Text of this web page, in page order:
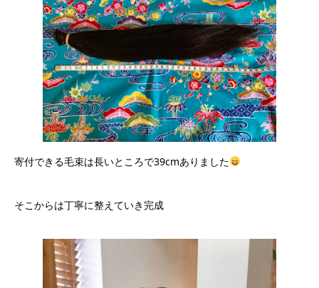
寄付できる毛束は長いところで39cmありました
そこからは丁寧に整えていき完成